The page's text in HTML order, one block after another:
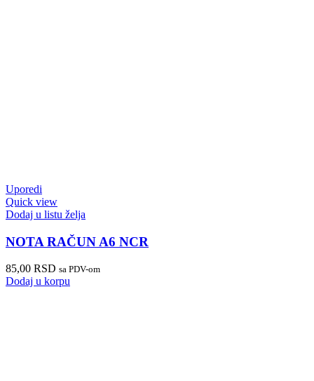
Uporedi
Quick view
Dodaj u listu želja
NOTA RAČUN A6 NCR
85,00 RSD sa PDV-om
Dodaj u korpu